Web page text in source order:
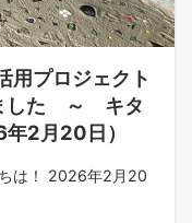
用プロジェクト
した ～ キタ
2月20日）
は！ 2026年2月20